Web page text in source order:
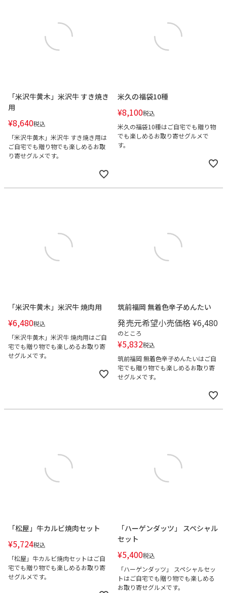
「米沢牛黄木」米沢牛 すき焼き
用
¥8,640税込
「米沢牛黄木」米沢牛 すき焼き用は
ご自宅でも贈り物でも楽しめるお取
り寄せグルメです。
米久の福袋10種
¥8,100税込
米久の福袋10種はご自宅でも贈り物
でも楽しめるお取り寄せグルメで
す。
「米沢牛黄木」米沢牛 焼肉用
¥6,480税込
「米沢牛黄木」米沢牛 焼肉用はご自
宅でも贈り物でも楽しめるお取り寄
せグルメです。
筑前福岡 無着色辛子めんたい
発売元希望小売価格¥6,480
のところ
¥5,832税込
筑前福岡 無着色辛子めんたいはご自
宅でも贈り物でも楽しめるお取り寄
せグルメです。
「松屋」牛カルビ焼肉セット
¥5,724税込
「松屋」牛カルビ焼肉セットはご自
宅でも贈り物でも楽しめるお取り寄
せグルメです。
「ハーゲンダッツ」 スペシャル
セット
¥5,400税込
「ハーゲンダッツ」 スペシャルセッ
トはご自宅でも贈り物でも楽しめる
お取り寄せグルメです。